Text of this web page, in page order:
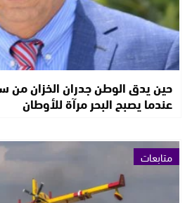
حين يدق الوطن جدران الخزان من
عندما يصبح البحر مرآة للأوطان
متابعات